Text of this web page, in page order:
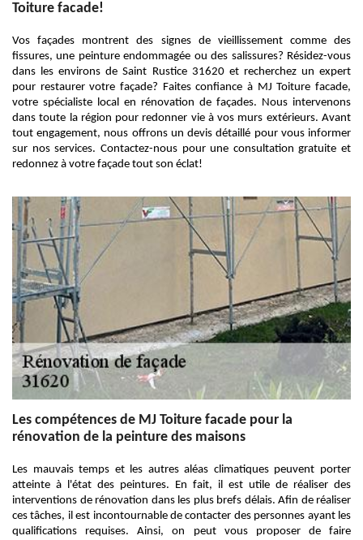
Toiture facade!
Vos façades montrent des signes de vieillissement comme des
fissures, une peinture endommagée ou des salissures? Résidez-vous
dans les environs de Saint Rustice 31620 et recherchez un expert
pour restaurer votre façade? Faites confiance à MJ Toiture facade,
votre spécialiste local en rénovation de façades. Nous intervenons
dans toute la région pour redonner vie à vos murs extérieurs. Avant
tout engagement, nous offrons un devis détaillé pour vous informer
sur nos services. Contactez-nous pour une consultation gratuite et
redonnez à votre façade tout son éclat!
Les compétences de MJ Toiture facade pour la
rénovation de la peinture des maisons
Les mauvais temps et les autres aléas climatiques peuvent porter
atteinte à l'état des peintures. En fait, il est utile de réaliser des
interventions de rénovation dans les plus brefs délais. Afin de réaliser
ces tâches, il est incontournable de contacter des personnes ayant les
qualifications requises. Ainsi, on peut vous proposer de faire